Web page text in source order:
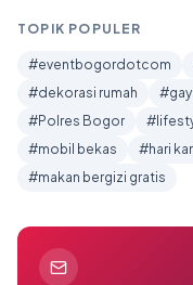
TOPIK POPULER
#eventbogordotcom
#dekorasi rumah
#Polres Bogor
#mobil bekas
#hari
#makan bergizi gratis